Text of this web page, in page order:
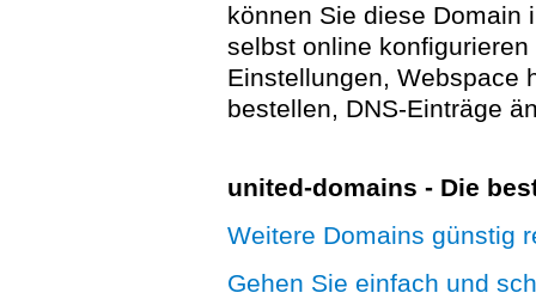
können Sie diese Domain
selbst online
Einstellungen, Webspace
bestellen, DNS-Einträge
united-domains - Die
Weitere Domains günstig
Gehen Sie einfach und